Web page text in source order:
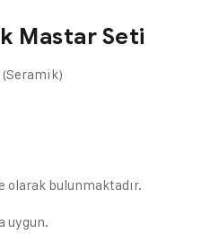
Mastar Seti
olarak bulunmaktadır.
uygun.